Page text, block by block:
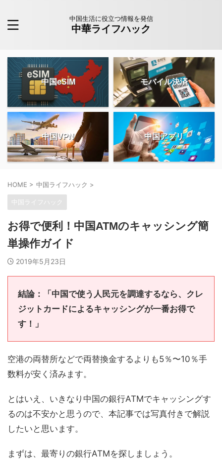
中国生活に役立つ情報を発信
中華ライフハック
中国eSIM モバイル決済
中国VPN 中国アプリ
HOME > 中国ライフハック >
中国ライフハック
お得で便利！中国ATMのキャッシング簡
単操作ガイド
2019年5月23日
結論：「中国で使う人民元を調達するなら、クレ
ジットカードによるキャッシングが一番お得で
す！」
空港の両替所などで両替換金するよりも5％〜10％手
数料が安く済みます。
とはいえ、いきなり中国の銀行ATMでキャッシングす
るのは不安かと思うので、本記事では写真付きで解説
したいと思います。
まずは、最寄りの銀行ATMを探しましょう。